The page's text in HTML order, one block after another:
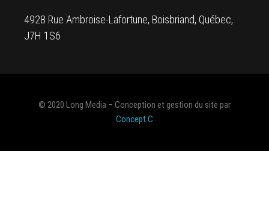
4928 Rue Ambroise-Lafortune, Boisbriand, Québec,
J7H 1S6
© 2020 Long Media – Conception et gestion du site par
Concept C